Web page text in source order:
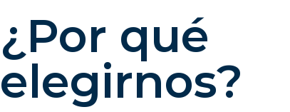
¿Por qué
elegirnos?